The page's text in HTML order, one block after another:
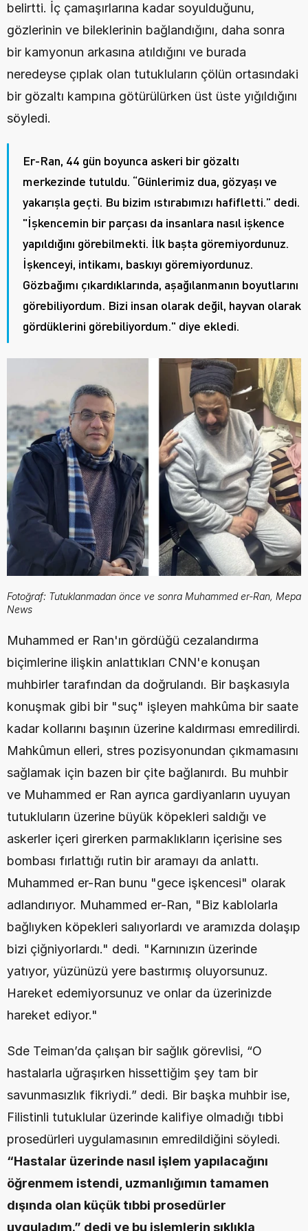
belirtti. İç çamaşırlarına kadar soyulduğunu,
gözlerinin ve bileklerinin bağlandığını, daha sonra
bir kamyonun arkasına atıldığını ve burada
neredeyse çıplak olan tutukluların çölün ortasındaki
bir gözaltı kampına götürülürken üst üste yığıldığını
söyledi.
Er-Ran, 44 gün boyunca askeri bir gözaltı
merkezinde tutuldu. “Günlerimiz dua, gözyaşı ve
yakarışla geçti. Bu bizim ıstırabımızı hafifletti.” dedi.
"İşkencemin bir parçası da insanlara nasıl işkence
yapıldığını görebilmekti. İlk başta göremiyordunuz.
İşkenceyi, intikamı, baskıyı göremiyordunuz.
Gözbağımı çıkardıklarında, aşağılanmanın boyutlarını
görebiliyordum. Bizi insan olarak değil, hayvan olarak
gördüklerini görebiliyordum." diye ekledi.
Fotoğraf: Tutuklanmadan önce ve sonra Muhammed er-Ran, Mepa
News
Muhammed er Ran'ın gördüğü cezalandırma
biçimlerine ilişkin anlattıkları CNN'e konuşan
muhbirler tarafından da doğrulandı. Bir başkasıyla
konuşmak gibi bir "suç" işleyen mahkûma bir saate
kadar kollarını başının üzerine kaldırması emredilirdi.
Mahkûmun elleri, stres pozisyonundan çıkmamasını
sağlamak için bazen bir çite bağlanırdı. Bu muhbir
ve Muhammed er Ran ayrıca gardiyanların uyuyan
tutukluların üzerine büyük köpekleri saldığı ve
askerler içeri girerken parmaklıkların içerisine ses
bombası fırlattığı rutin bir aramayı da anlattı.
Muhammed er-Ran bunu "gece işkencesi" olarak
adlandırıyor. Muhammed er-Ran, "Biz kablolarla
bağlıyken köpekleri salıyorlardı ve aramızda dolaşıp
bizi çiğniyorlardı." dedi. "Karnınızın üzerinde
yatıyor, yüzünüzü yere bastırmış oluyorsunuz.
Hareket edemiyorsunuz ve onlar da üzerinizde
hareket ediyor."
Sde Teiman’da çalışan bir sağlık görevlisi, “O
hastalarla uğraşırken hissettiğim şey tam bir
savunmasızlık fikriydi.” dedi. Bir başka muhbir ise,
Filistinli tutuklular üzerinde kalifiye olmadığı tıbbi
“Hastalar üzerinde nasıl işlem yapılacağını
öğrenmem istendi, uzmanlığımın tamamen
dışında olan küçük tıbbi prosedürler
uyguladım.” dedi ve bu işlemlerin sıklıkla